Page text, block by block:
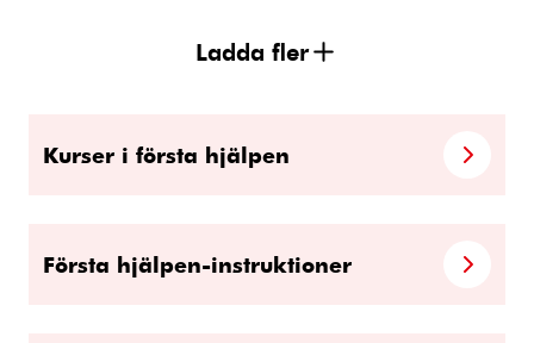
Ladda fler
Kurser i första hjälpen
Första hjälpen-instruktioner